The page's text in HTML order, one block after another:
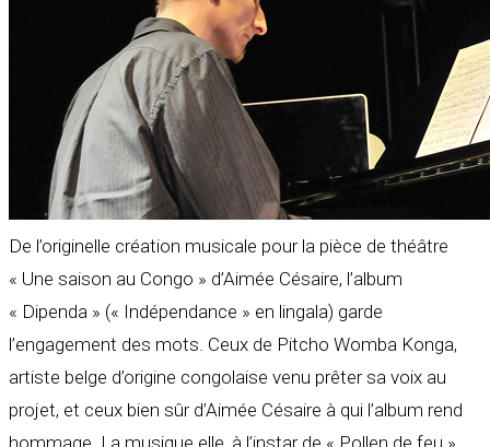
De l’originelle création musicale pour la pièce de théâtre
« Une saison au Congo » d’Aimée Césaire, l’album
« Dipenda » (« Indépendance » en lingala) garde
l’engagement des mots. Ceux de Pitcho Womba Konga,
artiste belge d’origine congolaise venu prêter sa voix au
projet, et ceux bien sûr d’Aimée Césaire à qui l’album rend